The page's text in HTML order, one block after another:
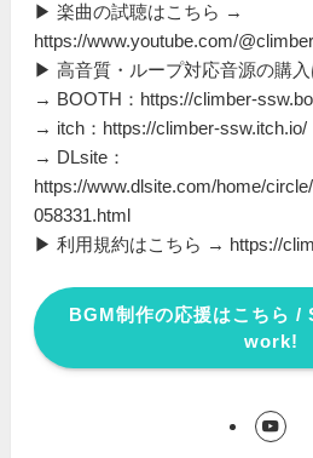
▶ 楽曲の試聴はこちら →
https://www.youtube.com/
▶ 高音質・ループ対応音源の購入
→ BOOTH：https://climber-
→ itch：https://climber-ssw.itch.io/
→ DLsite：
https://www.dlsite.com/home/
058331.html
▶ 利用規約はこちら → https://
BGM制作の応援はこちら
work!